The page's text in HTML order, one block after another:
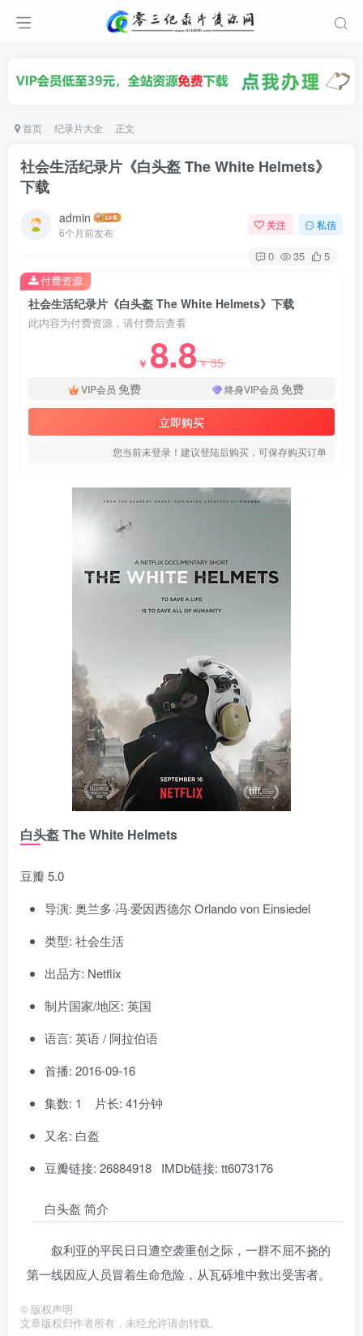
首页 纪录片大全 正文
社会生活纪录片《白头盔 The White Helmets》
下载
admin
6个月前发布
关注 私信
0 35 5
社会生活纪录片《白头盔 The White Helmets》下载
此内容为付费资源，请付费后查看
￥ 8.8￥35
VIP会员 免费 终身VIP会员 免费
立即购买
您当前未登录！建议登陆后购买，可保存购买订单
付费资源
白头盔 The White Helmets
豆瓣 5.0
导演: 奥兰多·冯·爱因西德尔 Orlando von Einsiedel
类型: 社会生活
出品方: Netflix
制片国家/地区: 英国
语言: 英语 / 阿拉伯语
首播: 2016-09-16
集数: 1 片长: 41分钟
又名: 白盔
豆瓣链接: 26884918 IMDb链接: tt6073176
白头盔 简介
叙利亚的平民日日遭空袭重创之际，一群不屈不挠的
第一线因应人员冒着生命危险，从瓦砾堆中救出受害者。
© 版权声明
文章版权归作者所有，未经允许请勿转载。